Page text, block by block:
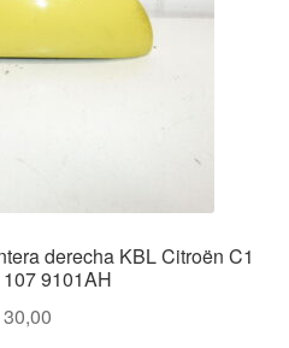
derecha KBL Citroën C1
9101AH